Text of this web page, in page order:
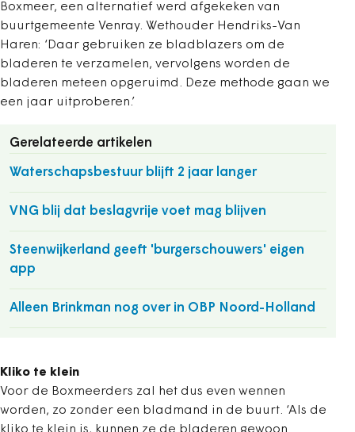
Boxmeer, een alternatief werd afgekeken van
buurtgemeente Venray. Wethouder Hendriks-Van
Haren: ‘Daar gebruiken ze bladblazers om de
bladeren te verzamelen, vervolgens worden de
bladeren meteen opgeruimd. Deze methode gaan we
een jaar uitproberen.’
Gerelateerde artikelen
Waterschapsbestuur blijft 2 jaar langer
VNG blij dat beslagvrije voet mag blijven
Steenwijkerland geeft 'burgerschouwers' eigen
app
Alleen Brinkman nog over in OBP Noord-Holland
Kliko te klein
Voor de Boxmeerders zal het dus even wennen
worden, zo zonder een bladmand in de buurt. ‘Als de